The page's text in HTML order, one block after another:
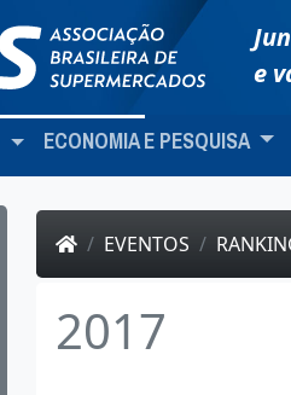
e
ECONOMIA E PESQUISA
EVENTOS
2017